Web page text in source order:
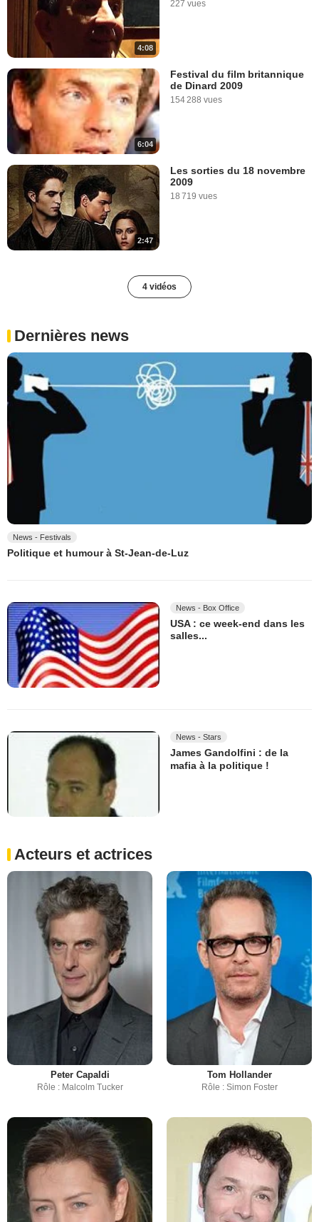
4:08
227 vues
6:04
Festival du film britannique
de Dinard 2009
154 288 vues
2:47
Les sorties du 18 novembre
2009
18 719 vues
4 vidéos
Dernières news
News - Festivals
Politique et humour à St-Jean-de-Luz
News - Box Office
USA : ce week-end dans les
salles...
News - Stars
James Gandolfini : de la
mafia à la politique !
Acteurs et actrices
Peter Capaldi
Rôle : Malcolm Tucker
Tom Hollander
Rôle : Simon Foster